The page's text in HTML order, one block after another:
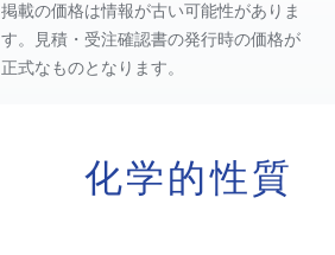
掲載の価格は情報が古い可能性がありま
す。見積・受注確認書の発行時の価格が
正式なものとなります。
化学的性質